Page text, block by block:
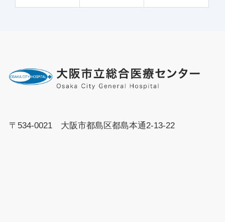
〒534-0021 大阪市都島区都島本通2-13-22